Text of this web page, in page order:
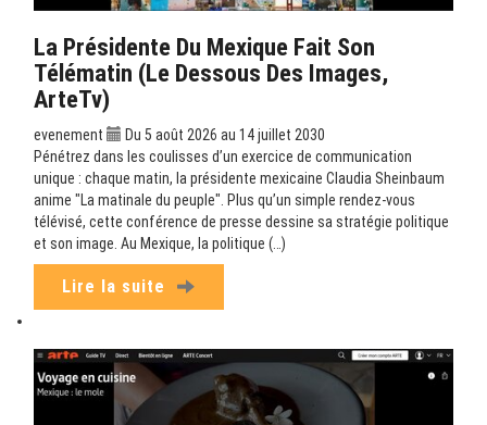
La Présidente Du Mexique Fait Son
Télématin (Le Dessous Des Images,
ArteTv)
evenement
Du 5 août 2026 au 14 juillet 2030
Pénétrez dans les coulisses d’un exercice de communication
unique : chaque matin, la présidente mexicaine Claudia Sheinbaum
anime "La matinale du peuple". Plus qu’un simple rendez-vous
télévisé, cette conférence de presse dessine sa stratégie politique
et son image. Au Mexique, la politique (…)
Lire la suite